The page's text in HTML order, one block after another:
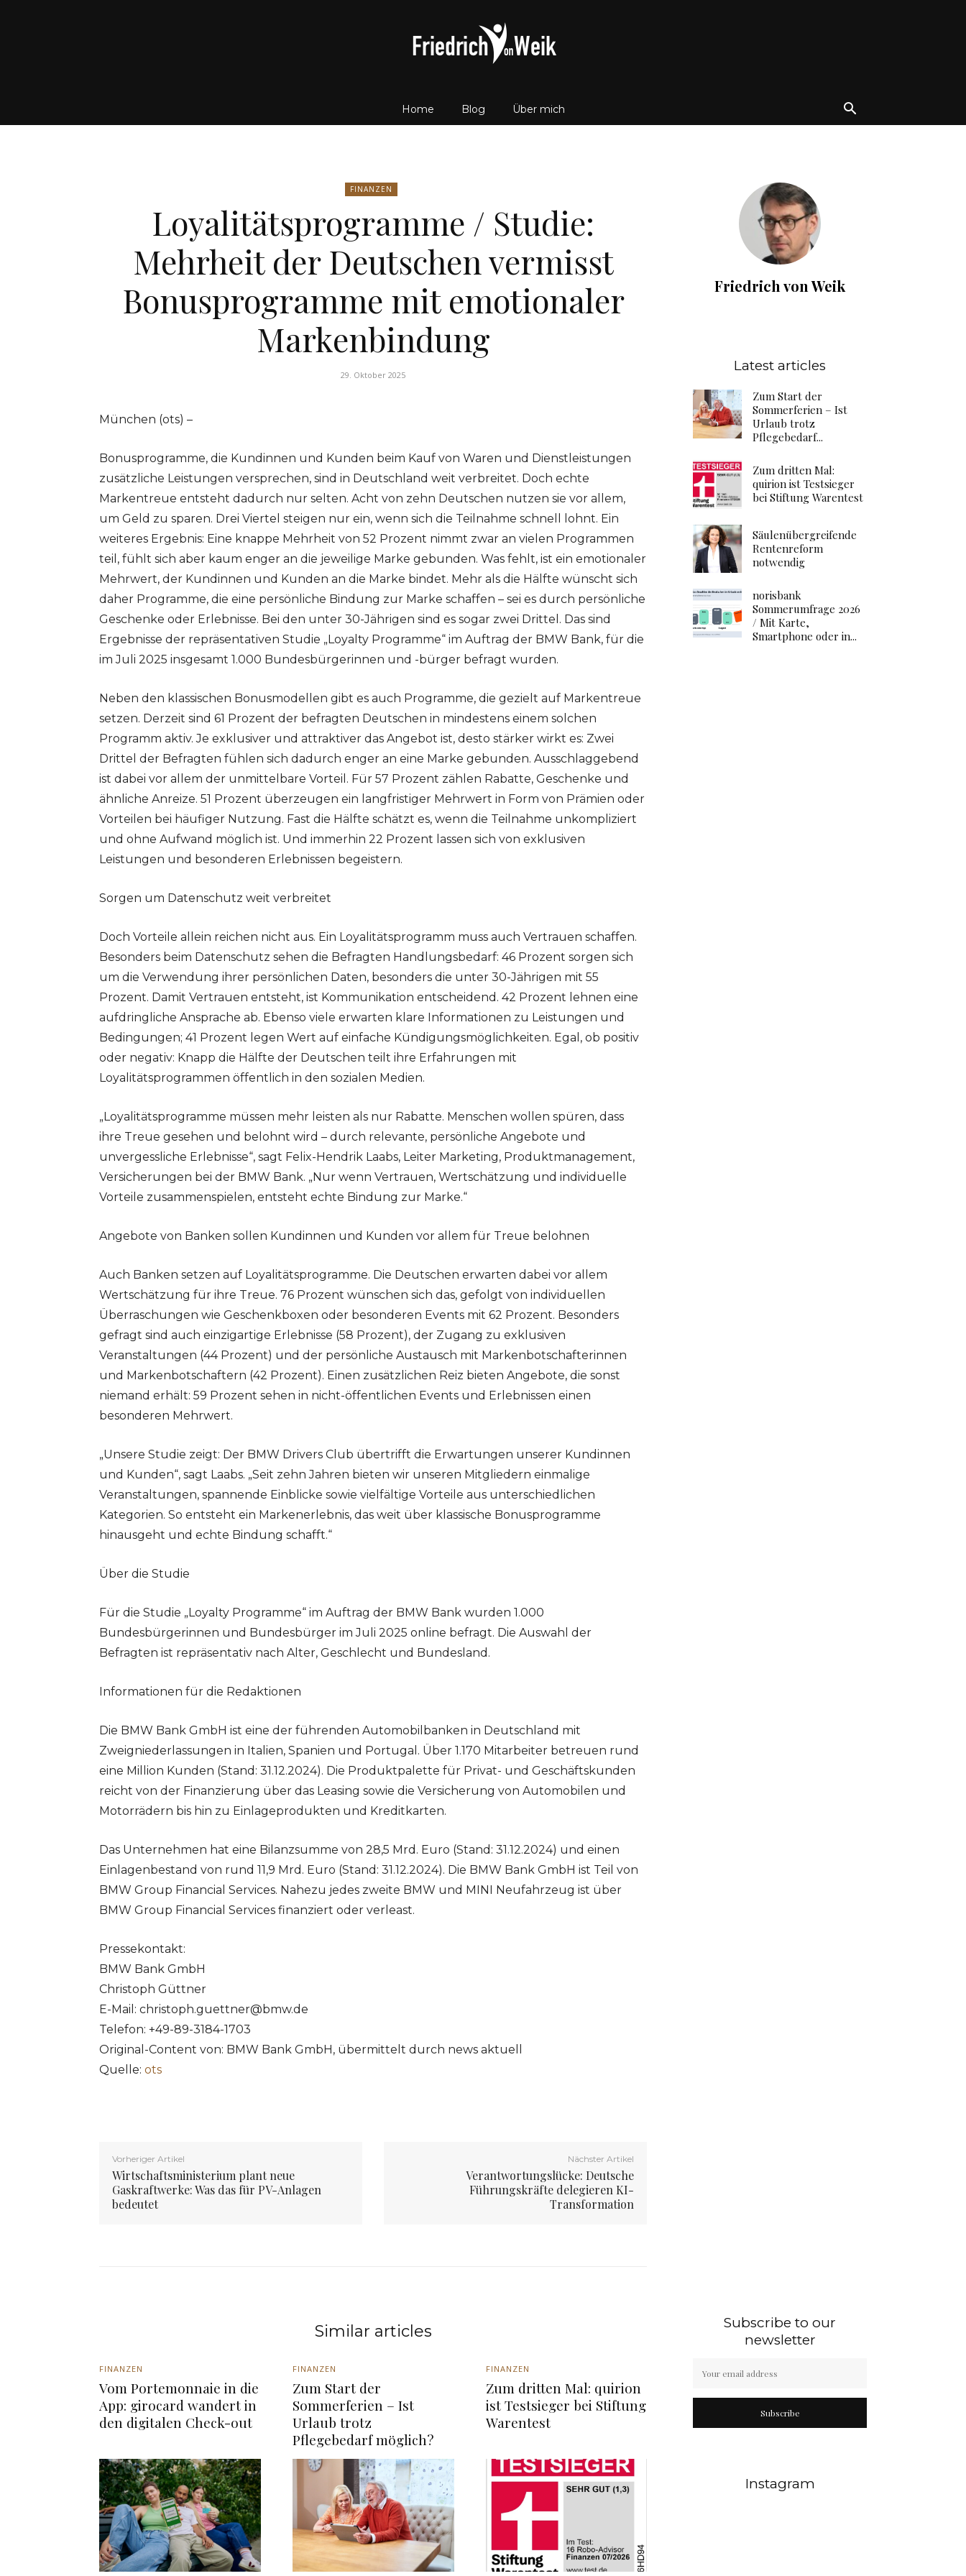
Friedrich
von
Weik
Home Blog Über mich
FINANZEN
Loyalitätsprogramme / Studie:
Mehrheit der Deutschen vermisst
Bonusprogramme mit emotionaler
Markenbindung
29. Oktober 2025
München (ots) –
Bonusprogramme, die Kundinnen und Kunden beim Kauf von Waren und Dienstleistungen
zusätzliche Leistungen versprechen, sind in Deutschland weit verbreitet. Doch echte
Markentreue entsteht dadurch nur selten. Acht von zehn Deutschen nutzen sie vor allem,
um Geld zu sparen. Drei Viertel steigen nur ein, wenn sich die Teilnahme schnell lohnt. Ein
weiteres Ergebnis: Eine knappe Mehrheit von 52 Prozent nimmt zwar an vielen Programmen
teil, fühlt sich aber kaum enger an die jeweilige Marke gebunden. Was fehlt, ist ein emotionaler
Mehrwert, der Kundinnen und Kunden an die Marke bindet. Mehr als die Hälfte wünscht sich
daher Programme, die eine persönliche Bindung zur Marke schaffen – sei es durch persönliche
Geschenke oder Erlebnisse. Bei den unter 30-Jährigen sind es sogar zwei Drittel. Das sind
Ergebnisse der repräsentativen Studie „Loyalty Programme“ im Auftrag der BMW Bank, für die
im Juli 2025 insgesamt 1.000 Bundesbürgerinnen und -bürger befragt wurden.
Neben den klassischen Bonusmodellen gibt es auch Programme, die gezielt auf Markentreue
setzen. Derzeit sind 61 Prozent der befragten Deutschen in mindestens einem solchen
Programm aktiv. Je exklusiver und attraktiver das Angebot ist, desto stärker wirkt es: Zwei
Drittel der Befragten fühlen sich dadurch enger an eine Marke gebunden. Ausschlaggebend
ist dabei vor allem der unmittelbare Vorteil. Für 57 Prozent zählen Rabatte, Geschenke und
ähnliche Anreize. 51 Prozent überzeugen ein langfristiger Mehrwert in Form von Prämien oder
Vorteilen bei häufiger Nutzung. Fast die Hälfte schätzt es, wenn die Teilnahme unkompliziert
und ohne Aufwand möglich ist. Und immerhin 22 Prozent lassen sich von exklusiven
Leistungen und besonderen Erlebnissen begeistern.
Sorgen um Datenschutz weit verbreitet
Doch Vorteile allein reichen nicht aus. Ein Loyalitätsprogramm muss auch Vertrauen schaffen.
Besonders beim Datenschutz sehen die Befragten Handlungsbedarf: 46 Prozent sorgen sich
um die Verwendung ihrer persönlichen Daten, besonders die unter 30-Jährigen mit 55
Prozent. Damit Vertrauen entsteht, ist Kommunikation entscheidend. 42 Prozent lehnen eine
aufdringliche Ansprache ab. Ebenso viele erwarten klare Informationen zu Leistungen und
Bedingungen; 41 Prozent legen Wert auf einfache Kündigungsmöglichkeiten. Egal, ob positiv
oder negativ: Knapp die Hälfte der Deutschen teilt ihre Erfahrungen mit
Loyalitätsprogrammen öffentlich in den sozialen Medien.
„Loyalitätsprogramme müssen mehr leisten als nur Rabatte. Menschen wollen spüren, dass
ihre Treue gesehen und belohnt wird – durch relevante, persönliche Angebote und
unvergessliche Erlebnisse“, sagt Felix-Hendrik Laabs, Leiter Marketing, Produktmanagement,
Versicherungen bei der BMW Bank. „Nur wenn Vertrauen, Wertschätzung und individuelle
Vorteile zusammenspielen, entsteht echte Bindung zur Marke.“
Angebote von Banken sollen Kundinnen und Kunden vor allem für Treue belohnen
Auch Banken setzen auf Loyalitätsprogramme. Die Deutschen erwarten dabei vor allem
Wertschätzung für ihre Treue. 76 Prozent wünschen sich das, gefolgt von individuellen
Überraschungen wie Geschenkboxen oder besonderen Events mit 62 Prozent. Besonders
gefragt sind auch einzigartige Erlebnisse (58 Prozent), der Zugang zu exklusiven
Veranstaltungen (44 Prozent) und der persönliche Austausch mit Markenbotschafterinnen
und Markenbotschaftern (42 Prozent). Einen zusätzlichen Reiz bieten Angebote, die sonst
niemand erhält: 59 Prozent sehen in nicht-öffentlichen Events und Erlebnissen einen
besonderen Mehrwert.
„Unsere Studie zeigt: Der BMW Drivers Club übertrifft die Erwartungen unserer Kundinnen
und Kunden“, sagt Laabs. „Seit zehn Jahren bieten wir unseren Mitgliedern einmalige
Veranstaltungen, spannende Einblicke sowie vielfältige Vorteile aus unterschiedlichen
Kategorien. So entsteht ein Markenerlebnis, das weit über klassische Bonusprogramme
hinausgeht und echte Bindung schafft.“
Über die Studie
Für die Studie „Loyalty Programme“ im Auftrag der BMW Bank wurden 1.000
Bundesbürgerinnen und Bundesbürger im Juli 2025 online befragt. Die Auswahl der
Befragten ist repräsentativ nach Alter, Geschlecht und Bundesland.
Informationen für die Redaktionen
Die BMW Bank GmbH ist eine der führenden Automobilbanken in Deutschland mit
Zweigniederlassungen in Italien, Spanien und Portugal. Über 1.170 Mitarbeiter betreuen rund
eine Million Kunden (Stand: 31.12.2024). Die Produktpalette für Privat- und Geschäftskunden
reicht von der Finanzierung über das Leasing sowie die Versicherung von Automobilen und
Motorrädern bis hin zu Einlageprodukten und Kreditkarten.
Das Unternehmen hat eine Bilanzsumme von 28,5 Mrd. Euro (Stand: 31.12.2024) und einen
Einlagenbestand von rund 11,9 Mrd. Euro (Stand: 31.12.2024). Die BMW Bank GmbH ist Teil von
BMW Group Financial Services. Nahezu jedes zweite BMW und MINI Neufahrzeug ist über
BMW Group Financial Services finanziert oder verleast.
Pressekontakt:
BMW Bank GmbH
Christoph Güttner
E-Mail: christoph.guettner@bmw.de
Telefon: +49-89-3184-1703
Original-Content von: BMW Bank GmbH, übermittelt durch news aktuell
Quelle: ots
Vorheriger Artikel
Wirtschaftsministerium plant neue
Gaskraftwerke: Was das für PV-Anlagen
bedeutet
Nächster Artikel
Verantwortungslücke: Deutsche
Führungskräfte delegieren KI-
Transformation
Friedrich von Weik
Latest articles
Zum Start der
Sommerferien – Ist
Urlaub trotz
Pflegebedarf...
Zum dritten Mal:
quirion ist Testsieger
bei Stiftung Warentest
Säulenübergreifende
Rentenreform
notwendig
norisbank
Sommerumfrage 2026
/ Mit Karte,
Smartphone oder in...
Similar articles
FINANZEN
Vom Portemonnaie in die
App: girocard wandert in
den digitalen Check-out
FINANZEN
Zum Start der
Sommerferien – Ist
Urlaub trotz
Pflegebedarf möglich?
FINANZEN
Zum dritten Mal: quirion
ist Testsieger bei Stiftung
Warentest
Subscribe to our
newsletter
Subscribe
Instagram